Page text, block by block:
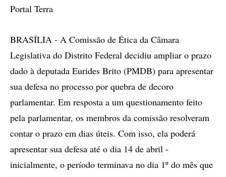
Portal Terra
BRASÍLIA - A Comissão de Ética da Câmara
Legislativa do Distrito Federal decidiu ampliar o prazo
dado à deputada Eurides Brito (PMDB) para apresentar
sua defesa no processo por quebra de decoro
parlamentar. Em resposta a um questionamento feito
pela parlamentar, os membros da comissão resolveram
contar o prazo em dias úteis. Com isso, ela poderá
apresentar sua defesa até o dia 14 de abril -
inicialmente, o período terminava no dia 1º do mês que